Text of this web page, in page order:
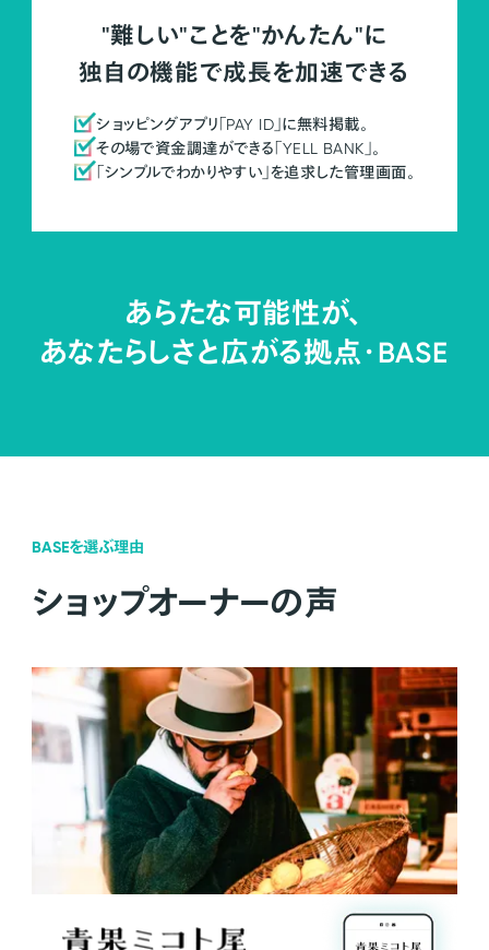
"難しい"ことを"かんたん"に
独自の機能で成長を加速できる
ショッピングアプリ「PAY ID」に無料掲載。
その場で資金調達ができる「YELL BANK」。
「シンプルでわかりやすい」を追求した管理画面。
あらたな可能性が、
あなたらしさと広がる拠点・BASE
BASEを選ぶ理由
ショップオーナーの声